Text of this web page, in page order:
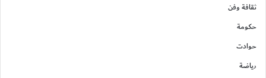
ثقافة وفن
حكومة
حوادت
رياضة